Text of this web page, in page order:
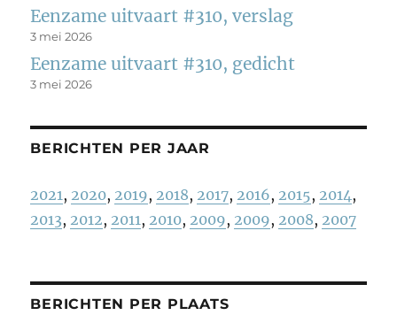
Eenzame uitvaart #310, verslag
3 mei 2026
Eenzame uitvaart #310, gedicht
3 mei 2026
BERICHTEN PER JAAR
2021, 2020, 2019, 2018, 2017, 2016, 2015, 2014,
2013, 2012, 2011, 2010, 2009, 2009, 2008, 2007
BERICHTEN PER PLAATS